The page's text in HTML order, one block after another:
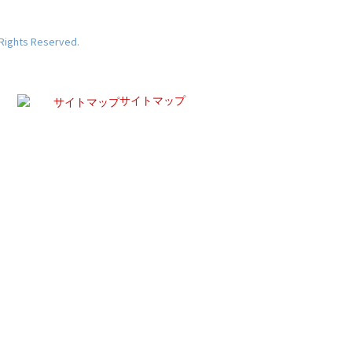
Reserved.
サイトマップ